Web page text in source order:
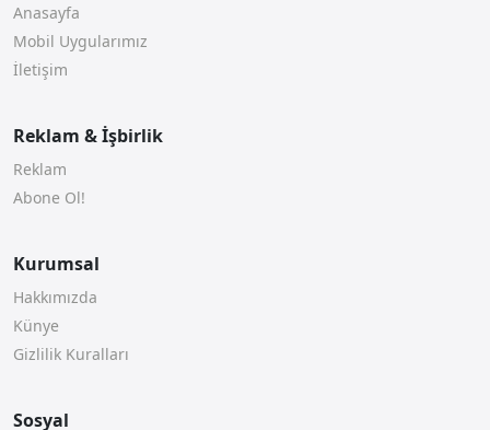
Anasayfa
Mobil Uygularımız
İletişim
Reklam & İşbirlik
Reklam
Abone Ol!
Kurumsal
Hakkımızda
Künye
Gizlilik Kuralları
Sosyal